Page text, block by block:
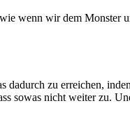
wenn wir dem Monster
dadurch zu erreichen,
sowas nicht weiter zu.